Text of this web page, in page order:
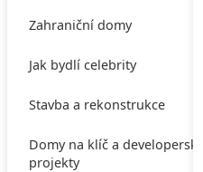
Zahraniční domy
Jak bydlí celebrity
Stavba a rekonstrukce
Domy na klíč a developerské
projekty